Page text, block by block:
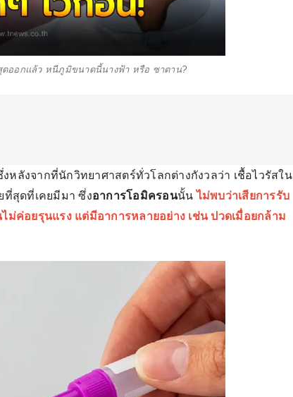
ออกแล้ว หนีภูมิขนาดนี้นางฟ้า หรือ ซาตาน?
ลังจากที่นักวิทยาศาสตร์ทั่วโลกต่างกังวลว่า เชื้อไวรัสใน
ที่สุดที่เคยมีมา ซึ่งอาการโอมิครอนนั้นไม่พบว่าเสียการรับ
ค่อยรุนแรง แต่มีอาการหลายอย่าง เช่น ปวดเมื่อยกล้าม